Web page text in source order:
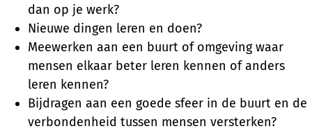
dan op je werk?
Nieuwe dingen leren en doen?
Meewerken aan een buurt of omgeving waar
mensen elkaar beter leren kennen of anders
leren kennen?
Bijdragen aan een goede sfeer in de buurt en de
verbondenheid tussen mensen versterken?